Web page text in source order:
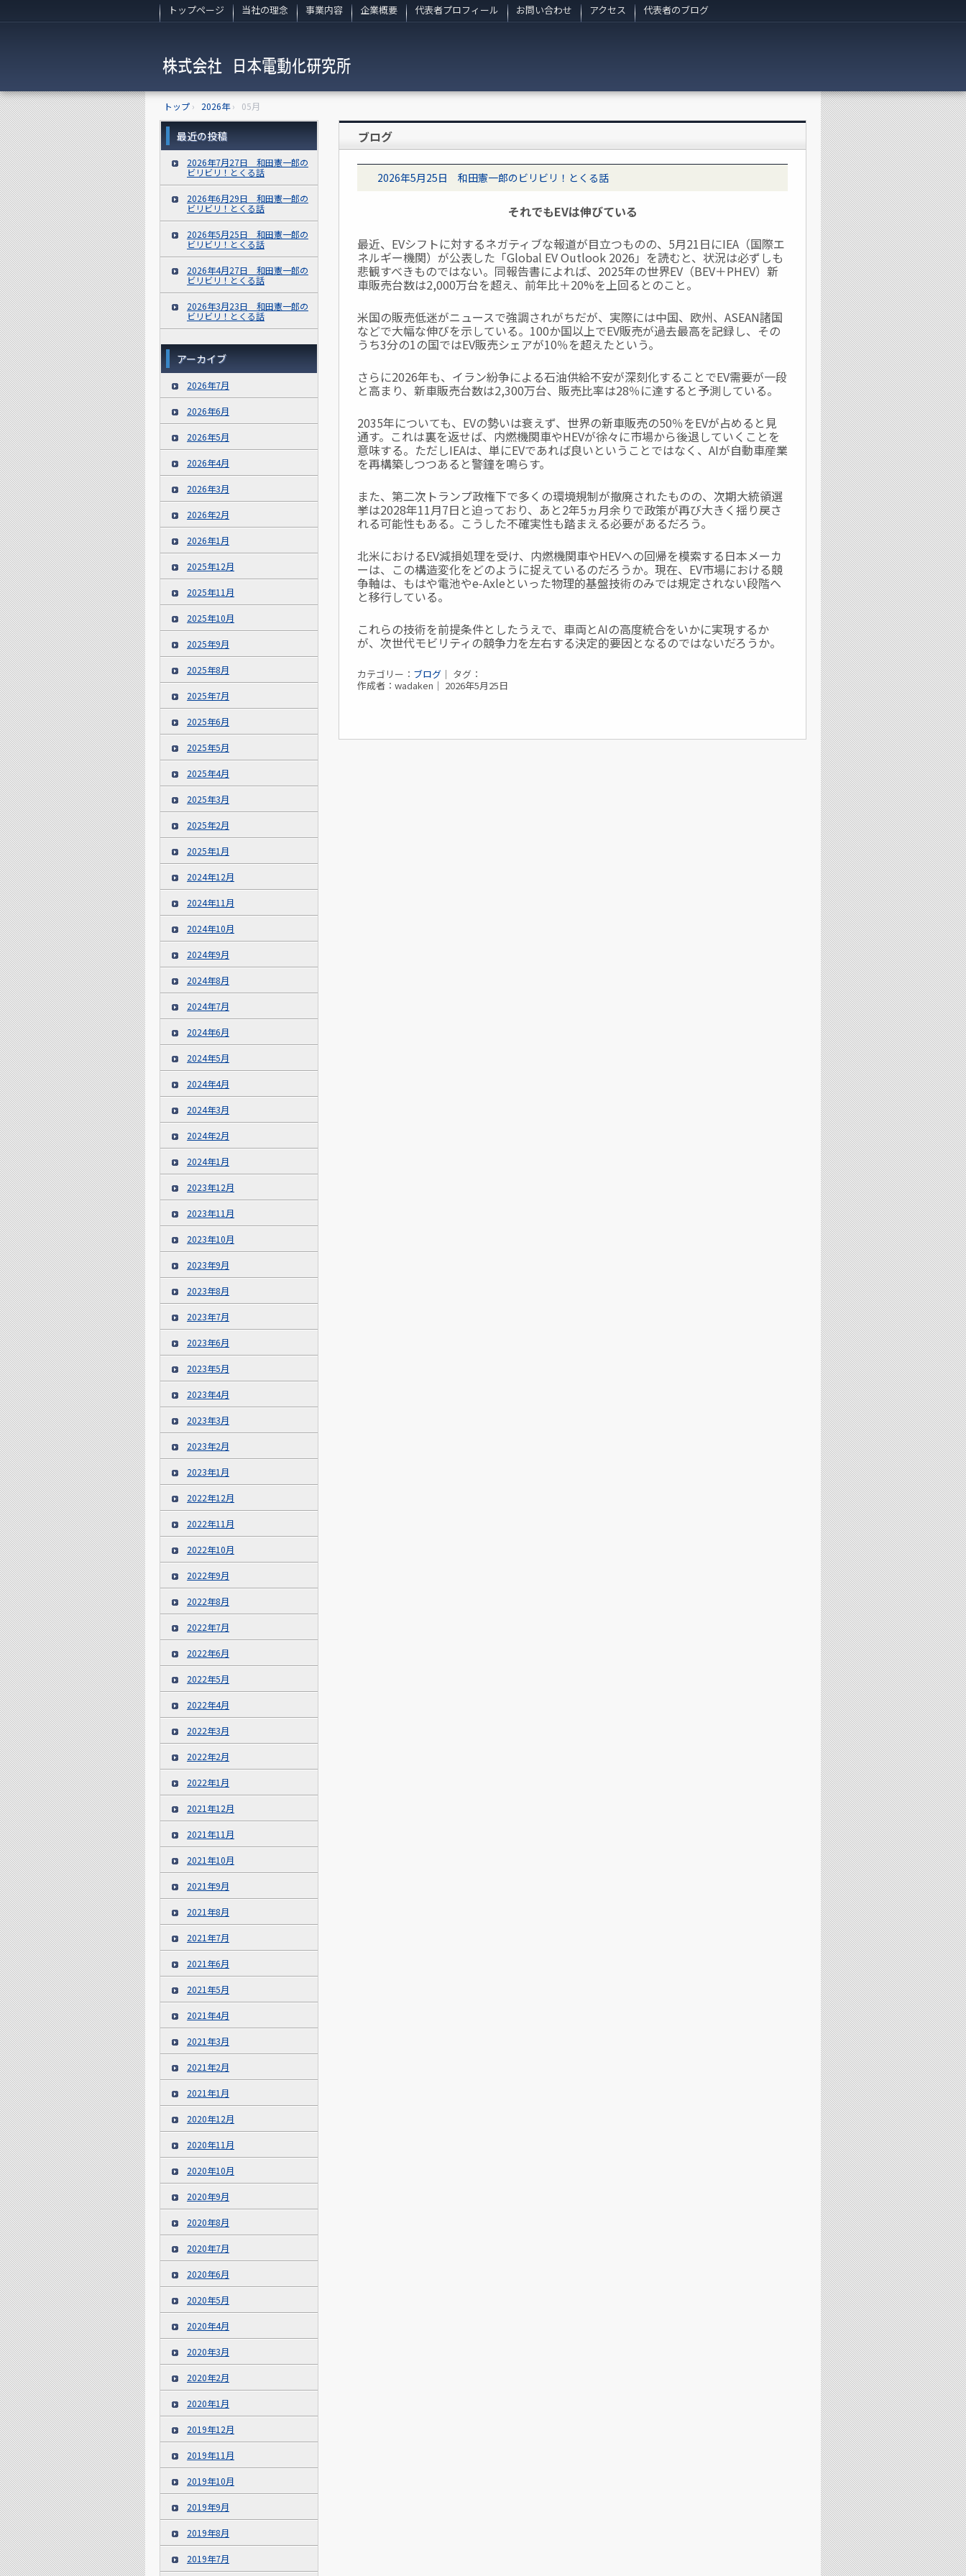
トップページ 当社の理念 事業内容 企業概要 代表者プロフィール お問い合わせ アクセス 代表者のブログ
トップ › 2026年› 05月
ブログ
2026年5月25日 和田憲一郎のビリビリ！とくる話
それでもEVは伸びている
最近、EVシフトに対するネガティブな報道が目立つものの、5月21日にIEA（国際エ
ネルギー機関）が公表した「Global EV Outlook 2026」を読むと、状況は必ずしも
悲観すべきものではない。同報告書によれば、2025年の世界EV（BEV＋PHEV）新
車販売台数は2,000万台を超え、前年比＋20%を上回るとのこと。
米国の販売低迷がニュースで強調されがちだが、実際には中国、欧州、ASEAN諸国
などで大幅な伸びを示している。100か国以上でEV販売が過去最高を記録し、その
うち3分の1の国ではEV販売シェアが10％を超えたという。
さらに2026年も、イラン紛争による石油供給不安が深刻化することでEV需要が一段
と高まり、新車販売台数は2,300万台、販売比率は28％に達すると予測している。
2035年についても、EVの勢いは衰えず、世界の新車販売の50％をEVが占めると見
通す。これは裏を返せば、内燃機関車やHEVが徐々に市場から後退していくことを
意味する。ただしIEAは、単にEVであれば良いということではなく、AIが自動車産業
を再構築しつつあると警鐘を鳴らす。
また、第二次トランプ政権下で多くの環境規制が撤廃されたものの、次期大統領選
挙は2028年11月7日と迫っており、あと2年5ヵ月余りで政策が再び大きく揺り戻さ
れる可能性もある。こうした不確実性も踏まえる必要があるだろう。
北米におけるEV減損処理を受け、内燃機関車やHEVへの回帰を模索する日本メーカ
ーは、この構造変化をどのように捉えているのだろうか。現在、EV市場における競
争軸は、もはや電池やe‑Axleといった物理的基盤技術のみでは規定されない段階へ
と移行している。
これらの技術を前提条件としたうえで、車両とAIの高度統合をいかに実現するか
が、次世代モビリティの競争力を左右する決定的要因となるのではないだろうか。
カテゴリー： ブログ ｜ タグ：
作成者：wadaken｜ 2026年5月25日
最近の投稿
2026年7月27日 和田憲一郎の
ビリビリ！とくる話
2026年6月29日 和田憲一郎の
ビリビリ！とくる話
2026年5月25日 和田憲一郎の
ビリビリ！とくる話
2026年4月27日 和田憲一郎の
ビリビリ！とくる話
2026年3月23日 和田憲一郎の
ビリビリ！とくる話
アーカイブ
2026年7月
2026年6月
2026年5月
2026年4月
2026年3月
2026年2月
2026年1月
2025年12月
2025年11月
2025年10月
2025年9月
2025年8月
2025年7月
2025年6月
2025年5月
2025年4月
2025年3月
2025年2月
2025年1月
2024年12月
2024年11月
2024年10月
2024年9月
2024年8月
2024年7月
2024年6月
2024年5月
2024年4月
2024年3月
2024年2月
2024年1月
2023年12月
2023年11月
2023年10月
2023年9月
2023年8月
2023年7月
2023年6月
2023年5月
2023年4月
2023年3月
2023年2月
2023年1月
2022年12月
2022年11月
2022年10月
2022年9月
2022年8月
2022年7月
2022年6月
2022年5月
2022年4月
2022年3月
2022年2月
2022年1月
2021年12月
2021年11月
2021年10月
2021年9月
2021年8月
2021年7月
2021年6月
2021年5月
2021年4月
2021年3月
2021年2月
2021年1月
2020年12月
2020年11月
2020年10月
2020年9月
2020年8月
2020年7月
2020年6月
2020年5月
2020年4月
2020年3月
2020年2月
2020年1月
2019年12月
2019年11月
2019年10月
2019年9月
2019年8月
2019年7月